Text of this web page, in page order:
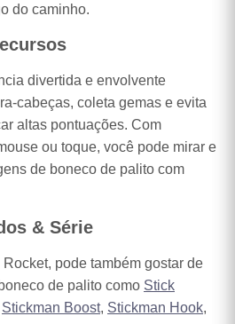
do caminho.
divertida e envolvente
cabeças, coleta gemas e evita
altas pontuações. Com
ou toque, você pode mirar e
de boneco de palito com
& Série
pode também gostar de
de palito como Stick
Stickman Boost, Stickman Hook,